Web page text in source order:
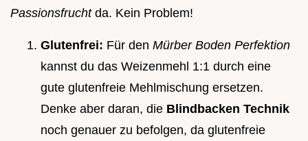
Passionsfrucht da. Kein Problem!
Glutenfrei: Für den Mürber Boden Perfektion
kannst du das Weizenmehl 1:1 durch eine
gute glutenfreie Mehlmischung ersetzen.
Denke aber daran, die Blindbacken Technik
noch genauer zu befolgen, da glutenfreie